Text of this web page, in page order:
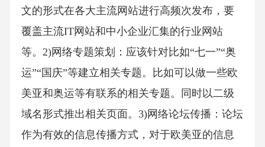
文的形式在各大主流网站进行高频次发布，要
覆盖主流IT网站和中小企业汇集的行业网站
等。2)网络专题策划：应该针对比如“七一”“奥
运”“国庆”等建立相关专题。比如可以做一些欧
美亚和奥运等有联系的相关专题。同时以二级
域名形式推出相关页面。3)网络论坛传播：论坛
作为有效的信息传播方式，对于欧美亚的信息